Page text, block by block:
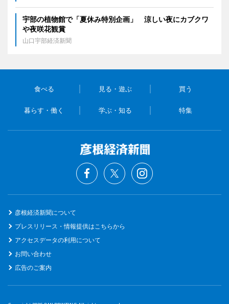
宇部の植物館で「夏休み特別企画」 涼しい夜にカブクワ
や夜咲花観賞
山口宇部経済新聞
食べる 見る・遊ぶ 買う
暮らす・働く 学ぶ・知る 特集
彦根経済新聞について
プレスリリース・情報提供はこちらから
アクセスデータの利用について
お問い合わせ
広告のご案内